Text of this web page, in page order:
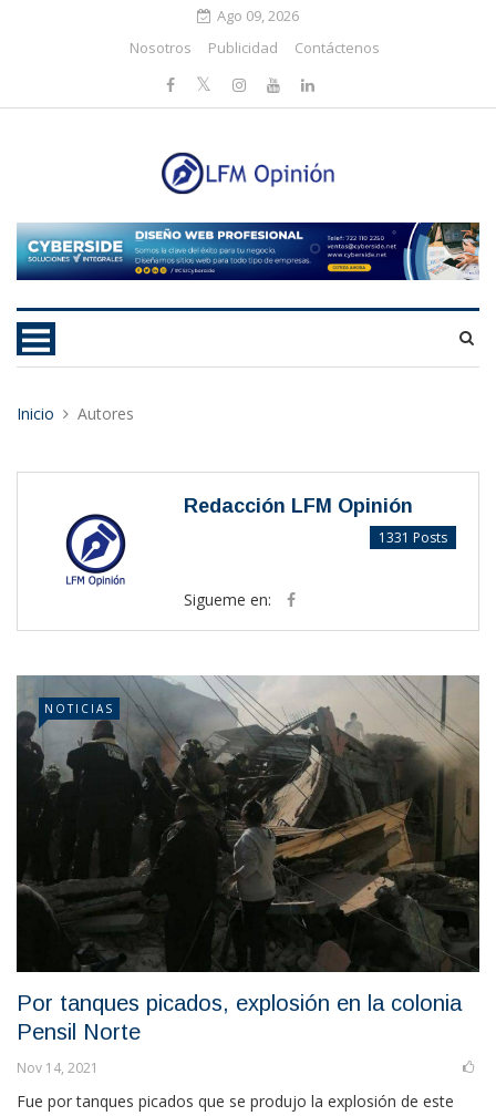
Ago 09, 2026
Nosotros
Publicidad Contáctenos
Inicio Autores
Redacción LFM Opinión
1331 Posts
Sigueme en:
NOTICIAS
Por tanques picados, explosión en la colonia
Pensil Norte
Nov 14, 2021
Fue por tanques picados que se produjo la explosión de este